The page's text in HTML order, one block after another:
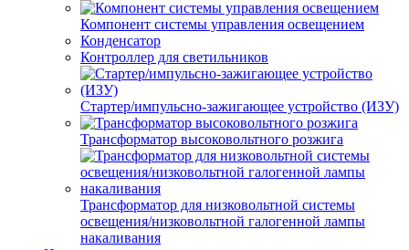
Компонент системы управления освещением
Конденсатор
Контроллер для светильников
Стартер/импульсно-зажигающее устройство (ИЗУ)
Трансформатор высоковольтного розжига
Трансформатор для низковольтной системы
освещения/низковольтной галогенной лампы
накаливания